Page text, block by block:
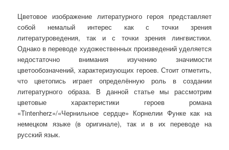
Цветовое изображение литературного героя представляет
собой немалый интерес как с точки зрения
литературоведения, так и с точки зрения лингвистики.
Однако в переводе художественных произведений уделяется
недостаточно внимания изучению значимости
цветообозначений, характеризующих героев. Стоит отметить,
что цветопись играет определённую роль в создании
литературного образа. В данной статье мы рассмотрим
цветовые характеристики героев романа
«Tintenherz»/«Чернильное сердце» Корнелии Функе как на
немецком языке (в оригинале), так и в их переводе на
русский язык.